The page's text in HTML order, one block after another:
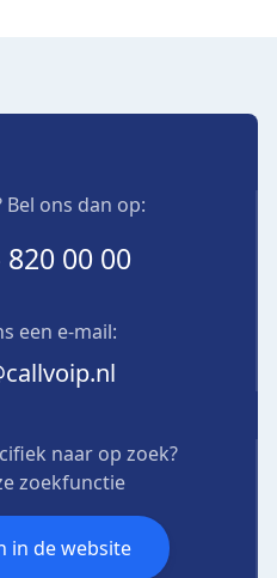
ons dan op:
820 00 00
een e-mail:
naar op zoek?
zoekfunctie
in de website